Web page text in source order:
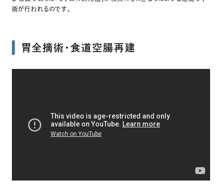
術が行われるのです。
胃全摘術・食道空腸再建